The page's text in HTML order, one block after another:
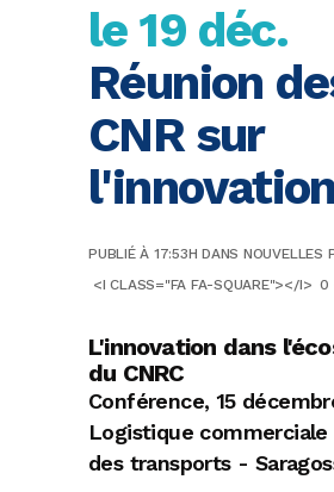
le 19 déc.
Réunion
CNR sur
l'innovation
PUBLIÉ À 17:53H DANS NOUVELLES
<I CLASS="FA FA-SQUARE"></I> 0
L'innovation dans
du CNRC
Conférence, 15
Logistique
des transports -